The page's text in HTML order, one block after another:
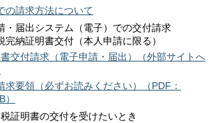
の請求方法について
・届出システム（電子）での交付請求
納証明書交付（本人申請に限る）
交付請求（電子申請・届出）（外部サイトへ
求要領（必ずお読みください）（PDF：
証明書の交付を受けたいとき